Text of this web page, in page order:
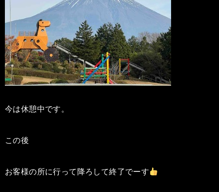
今は休憩中です。
この後
お客様の所に行って降ろして終了でーす